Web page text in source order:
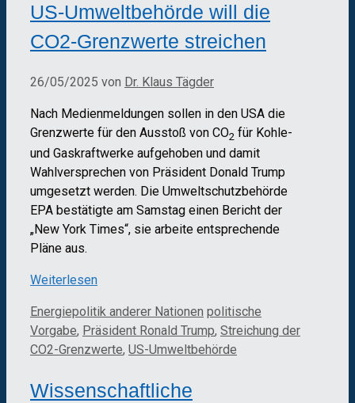
US-Umweltbehörde will die
CO2-Grenzwerte streichen
26/05/2025 von Dr. Klaus Tägder
Nach Medienmeldungen sollen in den USA die
Grenzwerte für den Ausstoß von CO2 für Kohle-
und Gaskraftwerke aufgehoben und damit
Wahlversprechen von Präsident Donald Trump
umgesetzt werden. Die Umweltschutzbehörde
EPA bestätigte am Samstag einen Bericht der
„New York Times“, sie arbeite entsprechende
Pläne aus.
Weiterlesen
Kategorien
Energiepolitik anderer Nationen Schlagwörter
politische
Vorgabe, Präsident Ronald Trump, Streichung der
CO2-Grenzwerte, US-Umweltbehörde
Wissenschaftliche